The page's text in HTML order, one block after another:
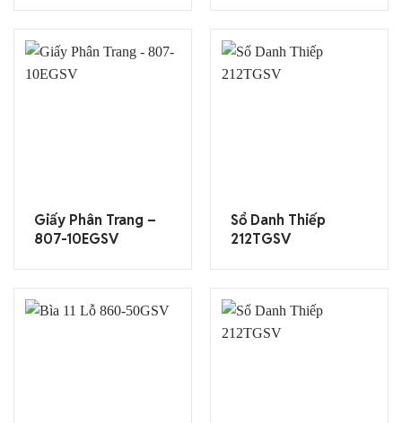
Giấy Phân Trang –
807-10EGSV
Sổ Danh Thiếp
212TGSV